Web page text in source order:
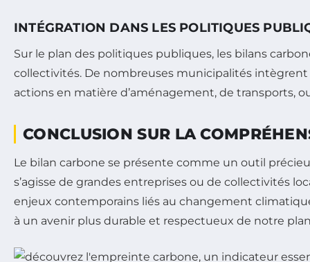
INTÉGRATION DANS LES POLITIQUES
Sur le plan des politiques publiques, les bilans
collectivités. De nombreuses municipalités
actions en matière d’aménagement, de transports,
CONCLUSION SUR LA
Le bilan carbone se présente comme un outil
s’agisse de grandes entreprises ou de collectivités
enjeux contemporains liés au changement
à un avenir plus durable et respectueux de notre